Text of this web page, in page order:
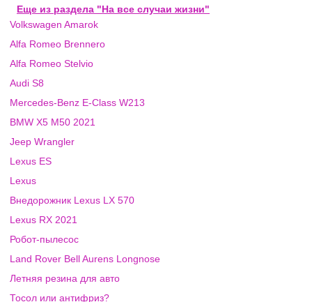
Еще из раздела "На все случаи жизни"
Volkswagen Amarok
Alfa Romeo Brennero
Alfa Romeo Stelvio
Audi S8
Mercedes-Benz E-Class W213
BMW X5 M50 2021
Jeep Wrangler
Lexus ES
Lexus
Внедорожник Lexus LX 570
Lexus RX 2021
Робот-пылесос
Land Rover Bell Aurens Longnose
Летняя резина для авто
Тосол или антифриз?